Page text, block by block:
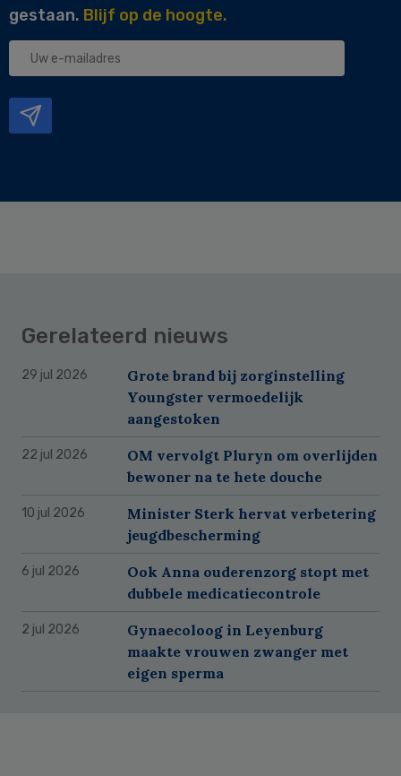
gestaan. Blijf op de hoogte.
Uw
Gerelateerd nieuws
29 jul 2026
Grote brand bij zorginstelling
Youngster vermoedelijk
aangestoken
22 jul 2026
OM vervolgt Pluryn om overlijden
bewoner na te hete douche
10 jul 2026
Minister Sterk hervat verbetering
jeugdbescherming
6 jul 2026
Ook Anna ouderenzorg stopt met
dubbele medicatiecontrole
2 jul 2026
Gynaecoloog in Leyenburg
maakte vrouwen zwanger met
eigen sperma